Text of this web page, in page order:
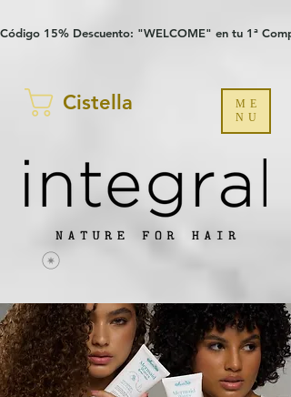
Código 15% Descuento: "WELCOME" en tu 1ª
Cistella
ME
NU